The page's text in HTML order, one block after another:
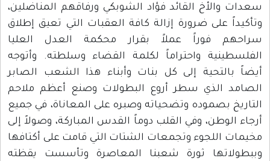
سعدات والأخ القائد فؤاد الشوبكي ورفاقهم المناضلين،
وتأكيداً على ضرورة إزالة كافة العقبات التي تعيق إطلاق
سراحهم فوراً عملاً بقرار محكمة العدل العليا
الفلسطينية واحتراماً لكلمة القضاء وسلطته. وأتوجه
أيضاً بالتحية إلى كل بنات وأبناء هذا الشعب الصابر
الصامد الذي سطر أروع البطولات وصنع أعظم ملاحم
التاريخ بصموده وتضحياته وصبره على المعاناة، في جميع
أرجاء الوطن، وفي القلب دوماً القدس المباركة، وصولاً إلى
مخيمات اللجوء وتجمعات الشتات التي قامت على أكتافها
وببطولاتها ثورة شعبنا المعاصرة وتأسست يقظته